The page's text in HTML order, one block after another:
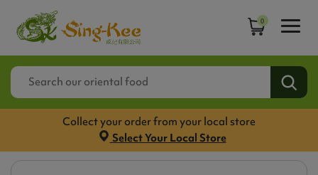
0
Collect your order from your local store
Select Your Local Store